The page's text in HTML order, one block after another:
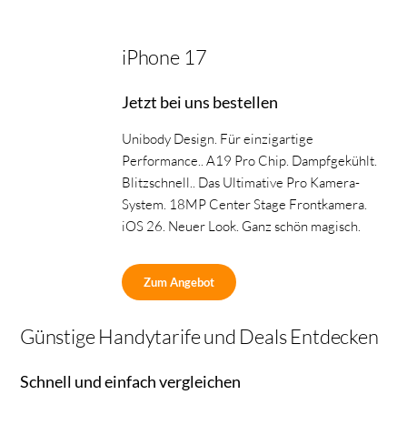
iPhone 17
Jetzt bei uns bestellen
Unibody Design. Für einzigartige
Performance.. A19 Pro Chip. Dampfgekühlt.
Blitzschnell.. Das Ultimative Pro Kamera-
System. 18MP Center Stage Frontkamera.
iOS 26. Neuer Look. Ganz schön magisch.
Zum Angebot
Günstige Handytarife und Deals Entdecken
Schnell und einfach vergleichen